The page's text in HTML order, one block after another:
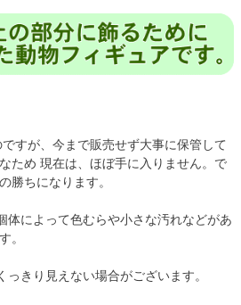
すが、今まで販売せず大事に保管して
ため 現在は、ほぼ手に入りません。で
勝ちになります。
体によって色むらや小さな汚れなどがあ
。
きり見えない場合がございます。